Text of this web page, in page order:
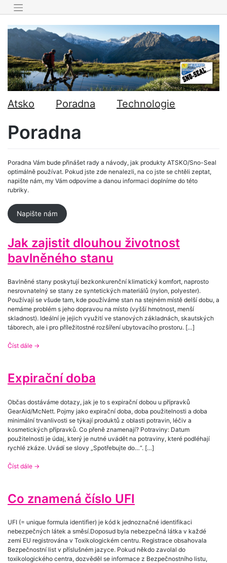
to
Atsko Poradna Technologie
Poradna
Poradna Vám bude přinášet rady a návody, jak produkty ATSKO/Sno-Seal
optimálně používat. Pokud jste zde nenalezli, na co jste se chtěli zeptat,
napište nám, my Vám odpovíme a danou informaci doplníme do této
rubriky.
Napište nám
Jak zajistit dlouhou životnost
bavlněného stanu
Bavlněné stany poskytují bezkonkurenční klimatický komfort, naprosto
nesrovnatelný se stany ze syntetických materiálů (nylon, polyester).
Používají se všude tam, kde používáme stan na stejném místě delší dobu, a
nemáme problém s jeho dopravou na místo (vyšší hmotnost, menší
skladnost). Ideální je jejich využití ve stanových základnách, skautských
táborech, ale i pro příležitostné rozšíření ubytovacího prostoru. […]
Číst dále →
Expirační doba
Občas dostáváme dotazy, jak je to s expirační dobou u přípravků
GearAid/McNett. Pojmy jako expirační doba, doba použitelnosti a doba
minimální trvanlivosti se týkají produktů z oblasti potravin, léčiv a
kosmetických přípravků. Co přeně znamenají? Potraviny: Datum
použitelnosti je údaj, který je nutné uvádět na potraviny, které podléhají
rychlé zkáze. Uvádí se slovy „Spotřebujte do…“. […]
Číst dále →
Co znamená číslo UFI
UFI (= unique formula identifier) je kód k jednoznačné identifikaci
nebezpečných látek a směsí.Doposud byla nebezpečná látka v každé
zemi EU registrována v Toxikologickém centru. Registrace obsahovala
Bezpečnostní list v příslušném jazyce. Pokud někdo zavolal do
toxikologického centra, dozvěděl se informace z Bezpečnostního listu,